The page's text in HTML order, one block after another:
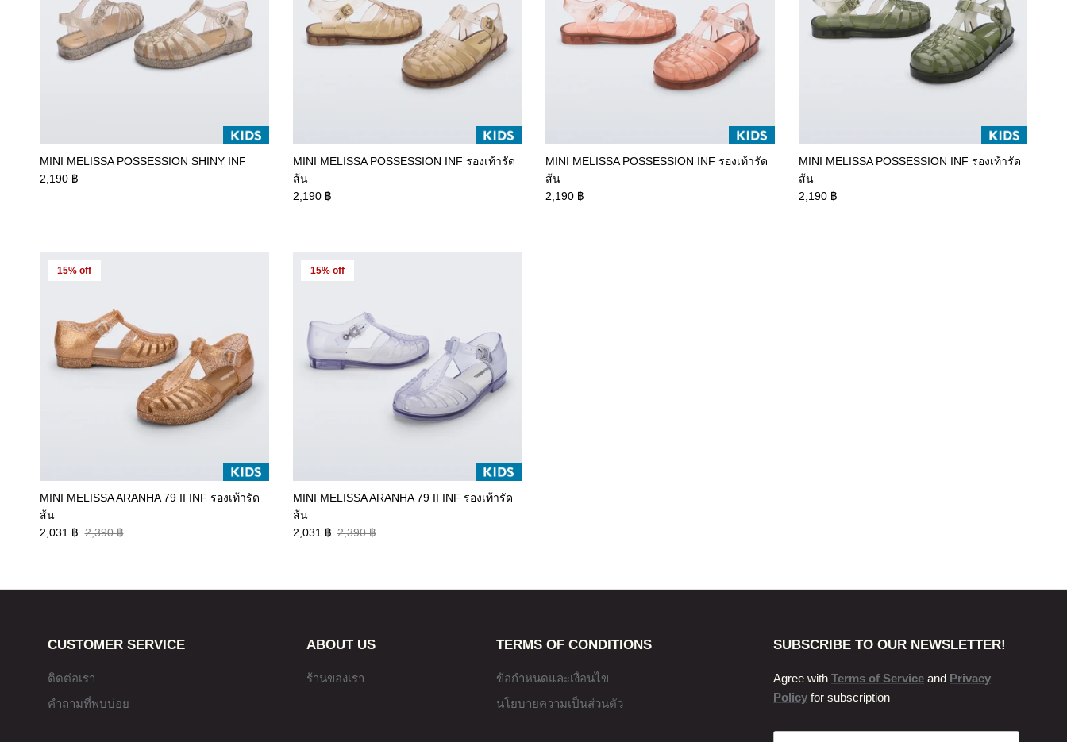
MINI MELISSA POSSESSION SHINY INF
2,190 ฿
MINI MELISSA POSSESSION INF รองเท้ารัด
ส้น
2,190 ฿
MINI MELISSA POSSESSION INF รองเท้ารัด
ส้น
2,190 ฿
MINI MELISSA POSSESSION INF รองเท้ารัด
ส้น
2,190 ฿
15% off
MINI MELISSA ARANHA 79 II INF รองเท้ารัด
ส้น
2,031 ฿ 2,390 ฿
15% off
MINI MELISSA ARANHA 79 II INF รองเท้ารัด
ส้น
2,031 ฿ 2,390 ฿
CUSTOMER SERVICE
ติดต่อเรา
คำถามที่พบบ่อย
ABOUT US
ร้านของเรา
TERMS OF CONDITIONS
ข้อกำหนดและเงื่อนไข
นโยบายความเป็นส่วนตัว
SUBSCRIBE TO OUR NEWSLETTER!
Agree with Terms of Serviceand Privacy
Policyfor subscription